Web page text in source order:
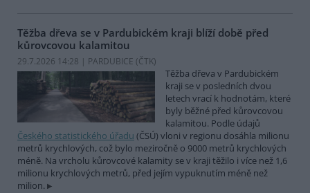
Těžba dřeva se v Pardubickém kraji blíží době před
kůrovcovou kalamitou
29.7.2026 14:28 | PARDUBICE (ČTK)
Těžba dřeva v Pardubickém
kraji se v posledních dvou
letech vrací k hodnotám, které
byly běžné před kůrovcovou
kalamitou. Podle údajů
Českého statistického úřadu (ČSÚ) vloni v regionu dosáhla milionu
metrů krychlových, což bylo meziročně o 9000 metrů krychlových
méně. Na vrcholu kůrovcové kalamity se v kraji těžilo i více než 1,6
milionu krychlových metrů, před jejím vypuknutím méně než
milion.